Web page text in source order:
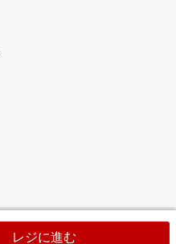
レジに進む